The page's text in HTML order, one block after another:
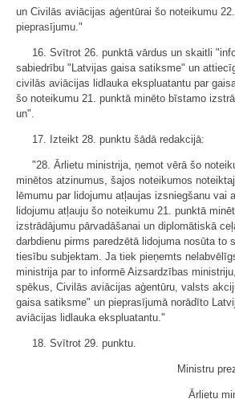
un Civilās aviācijas aģentūrai šo noteikumu 22.
pieprasījumu."
16. Svītrot 26. punktā vārdus un skaitli
sabiedrību "Latvijas gaisa satiksme" un
civilās aviācijas lidlauka ekspluatantu par
šo noteikumu 21. punktā minēto bīstamo
un".
17. Izteikt 28. punktu šādā redakcijā:
"28. Ārlietu ministrija, ņemot vērā šo
minētos atzinumus, šajos noteikumos
lēmumu par lidojumu atļaujas izsniegšanu vai
lidojumu atļauju šo noteikumu 21. punktā
izstrādājumu pārvadāšanai un diplomātiskā
darbdienu pirms paredzētā lidojuma nosūta to
tiesību subjektam. Ja tiek pieņemts
ministrija par to informē Aizsardzības
spēkus, Civilās aviācijas aģentūru, valsts
gaisa satiksme" un pieprasījumā norādīto
aviācijas lidlauka ekspluatantu."
18. Svītrot 29. punktu.
Ministru
Ārlietu